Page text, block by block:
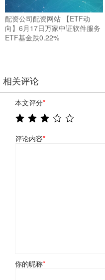
配资公司配资网站 【ETF动
向】6月17日万家中证软件服务
ETF基金跌0.22%
相关评论
本文评分*
评论内容*
你的昵称*